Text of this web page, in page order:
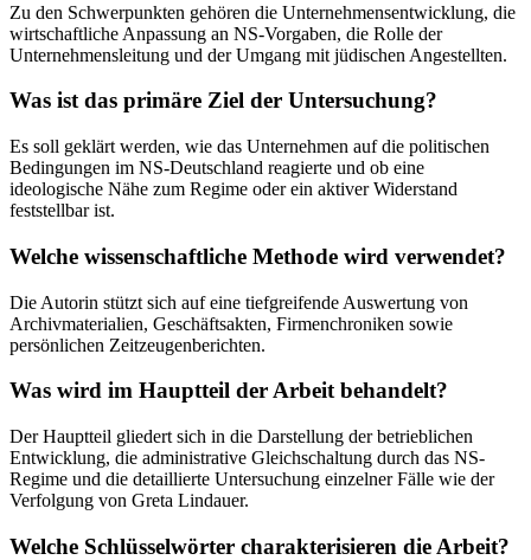
Zu den Schwerpunkten gehören die Unternehmensentwicklung, die
wirtschaftliche Anpassung an NS-Vorgaben, die Rolle der
Unternehmensleitung und der Umgang mit jüdischen Angestellten.
Was ist das primäre Ziel der Untersuchung?
Es soll geklärt werden, wie das Unternehmen auf die politischen
Bedingungen im NS-Deutschland reagierte und ob eine
ideologische Nähe zum Regime oder ein aktiver Widerstand
feststellbar ist.
Welche wissenschaftliche Methode wird verwendet?
Die Autorin stützt sich auf eine tiefgreifende Auswertung von
Archivmaterialien, Geschäftsakten, Firmenchroniken sowie
persönlichen Zeitzeugenberichten.
Was wird im Hauptteil der Arbeit behandelt?
Der Hauptteil gliedert sich in die Darstellung der betrieblichen
Entwicklung, die administrative Gleichschaltung durch das NS-
Regime und die detaillierte Untersuchung einzelner Fälle wie der
Verfolgung von Greta Lindauer.
Welche Schlüsselwörter charakterisieren die Arbeit?